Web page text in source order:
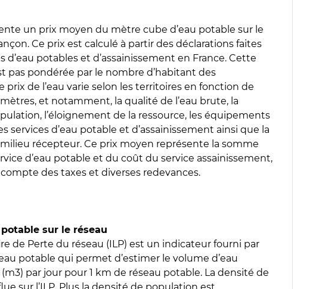
un prix moyen du mètre cube d’eau potable sur le
Ce prix est calculé à partir des déclarations faites
d’eau potables et d’assainissement en France. Cette
pas pondérée par le nombre d’habitant des
prix de l’eau varie selon les territoires en fonction de
et notamment, la qualité de l’eau brute, la
l’éloignement de la ressource, les équipements
services d’eau potable et d’assainissement ainsi que la
récepteur. Ce prix moyen représente la somme
d’eau potable et du coût du service assainissement,
des taxes et diverses redevances.
sur le réseau
de Perte du réseau (ILP) est un indicateur fourni par
potable qui permet d’estimer le volume d’eau
par jour pour 1 km de réseau potable. La densité de